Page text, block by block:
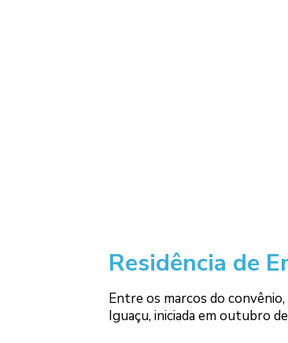
Residência de
Entre os marcos do
Iguaçu, iniciada em outubro